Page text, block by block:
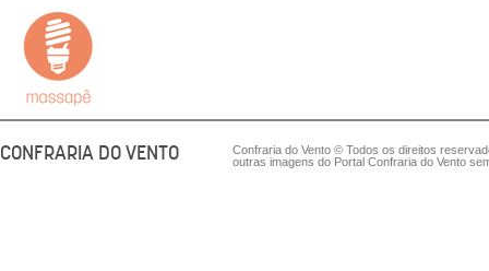
CONFRARIA DO VENTO
Confraria do Vento © Todos os direitos
outras imagens do Portal Confraria do Vento